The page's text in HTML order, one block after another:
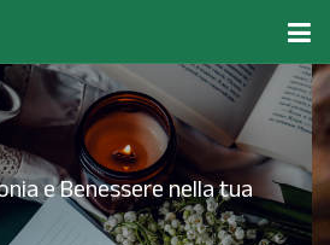
e Benessere nella tua